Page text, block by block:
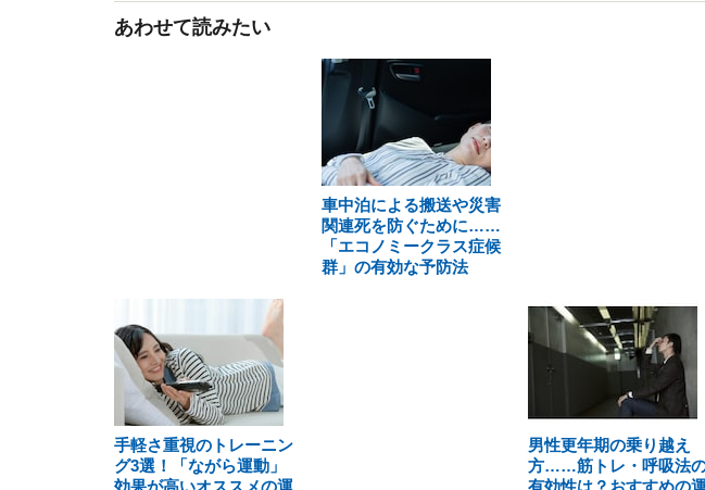
あわせて読みたい
車中泊による搬送や災害
関連死を防ぐために……
「エコノミークラス症候
群」の有効な予防法
手軽さ重視のトレーニン
グ3選！「ながら運動」
効果が高いオススメの運
男性更年期の乗り越え
方……筋トレ・呼吸法
有効性は？おすすめの